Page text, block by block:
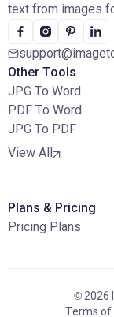
text from images
Other Tools
JPG To Word
PDF To Word
JPG To PDF
View All
Plans & Pricing
Pricing Plans
© 2026
Terms of